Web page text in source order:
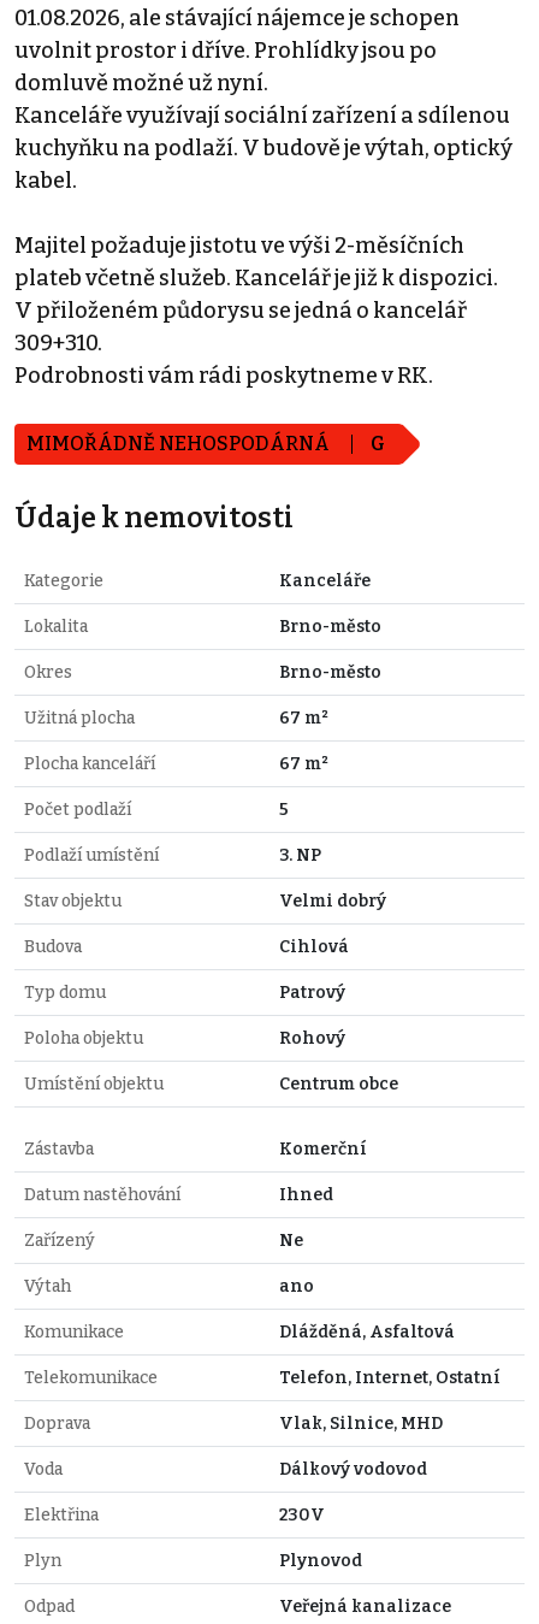
01.08.2026, ale stávající nájemce je schopen
uvolnit prostor i dříve. Prohlídky jsou po
domluvě možné už nyní.
Kanceláře využívají sociální zařízení a sdílenou
kuchyňku na podlaží. V budově je výtah, optický
kabel.
Majitel požaduje jistotu ve výši 2-měsíčních
plateb včetně služeb. Kancelář je již k dispozici.
V přiloženém půdorysu se jedná o kancelář
309+310.
Podrobnosti vám rádi poskytneme v RK.
MIMOŘÁDNĚ NEHOSPODÁRNÁ G
Údaje k nemovitosti
Kategorie Kanceláře
Lokalita Brno-město
Okres Brno-město
Užitná plocha 67 m²
Plocha kanceláří 67 m²
Počet podlaží 5
Podlaží umístění 3. NP
Stav objektu Velmi dobrý
Budova Cihlová
Typ domu Patrový
Poloha objektu Rohový
Umístění objektu Centrum obce
Zástavba Komerční
Datum nastěhování Ihned
Zařízený Ne
Výtah ano
Komunikace Dlážděná, Asfaltová
Telekomunikace Telefon, Internet, Ostatní
Doprava Vlak, Silnice, MHD
Voda Dálkový vodovod
Elektřina 230V
Plyn Plynovod
Odpad Veřejná kanalizace